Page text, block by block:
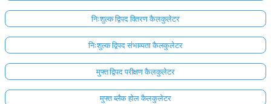
तक
कोई
प्रश्न
नहीं
निःशुल्क द्विपद वितरण कैलकुलेटर
निःशुल्क द्विपद संभाव्यता कैलकुलेटर
मुफ्त द्विपद परीक्षण कैलकुलेटर
मुफ्त ब्लैक होल कैलकुलेटर